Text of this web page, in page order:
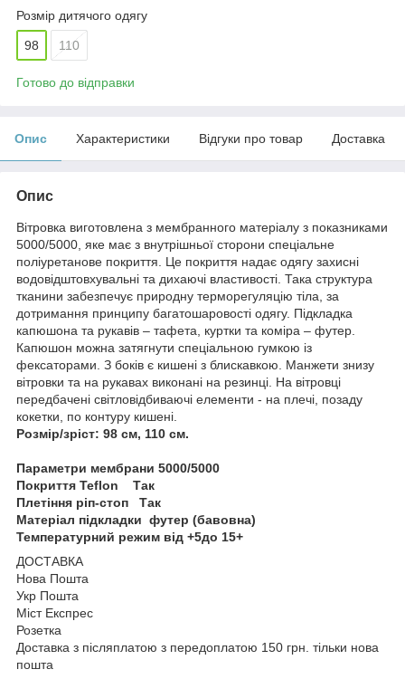
Розмір дитячого одягу
98 110
Готово до відправки
Опис Характеристики Відгуки про товар Доставка
Опис
Вітровка виготовлена ​​з мембранного матеріалу з показниками
5000/5000, яке має з внутрішньої сторони спеціальне
поліуретанове покриття. Це покриття надає одягу захисні
водовідштовхувальні та дихаючі властивості. Така структура
тканини забезпечує природну терморегуляцію тіла, за
дотримання принципу багатошаровості одягу. Підкладка
капюшона та рукавів – тафета, куртки та коміра – футер.
Капюшон можна затягнути спеціальною гумкою із
фексаторами. З боків є кишені з блискавкою. Манжети знизу
вітровки та на рукавах виконані на резинці. На вітровці
передбачені світловідбиваючі елементи - на плечі, позаду
кокетки, по контуру кишені.
Розмір/зріст: 98 см, 110 см.
Параметри мембрани 5000/5000
Покриття Teflon Так
Плетіння ріп-стоп Так
Матеріал підкладки футер (бавовна)
Температурний режим від +5до 15+
ДОСТАВКА
Нова Пошта
Укр Пошта
Міст Експрес
Розетка
Доставка з післяплатою з передоплатою 150 грн. тільки нова
пошта